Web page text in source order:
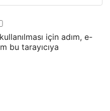
için adım, e-
bu tarayıcıya